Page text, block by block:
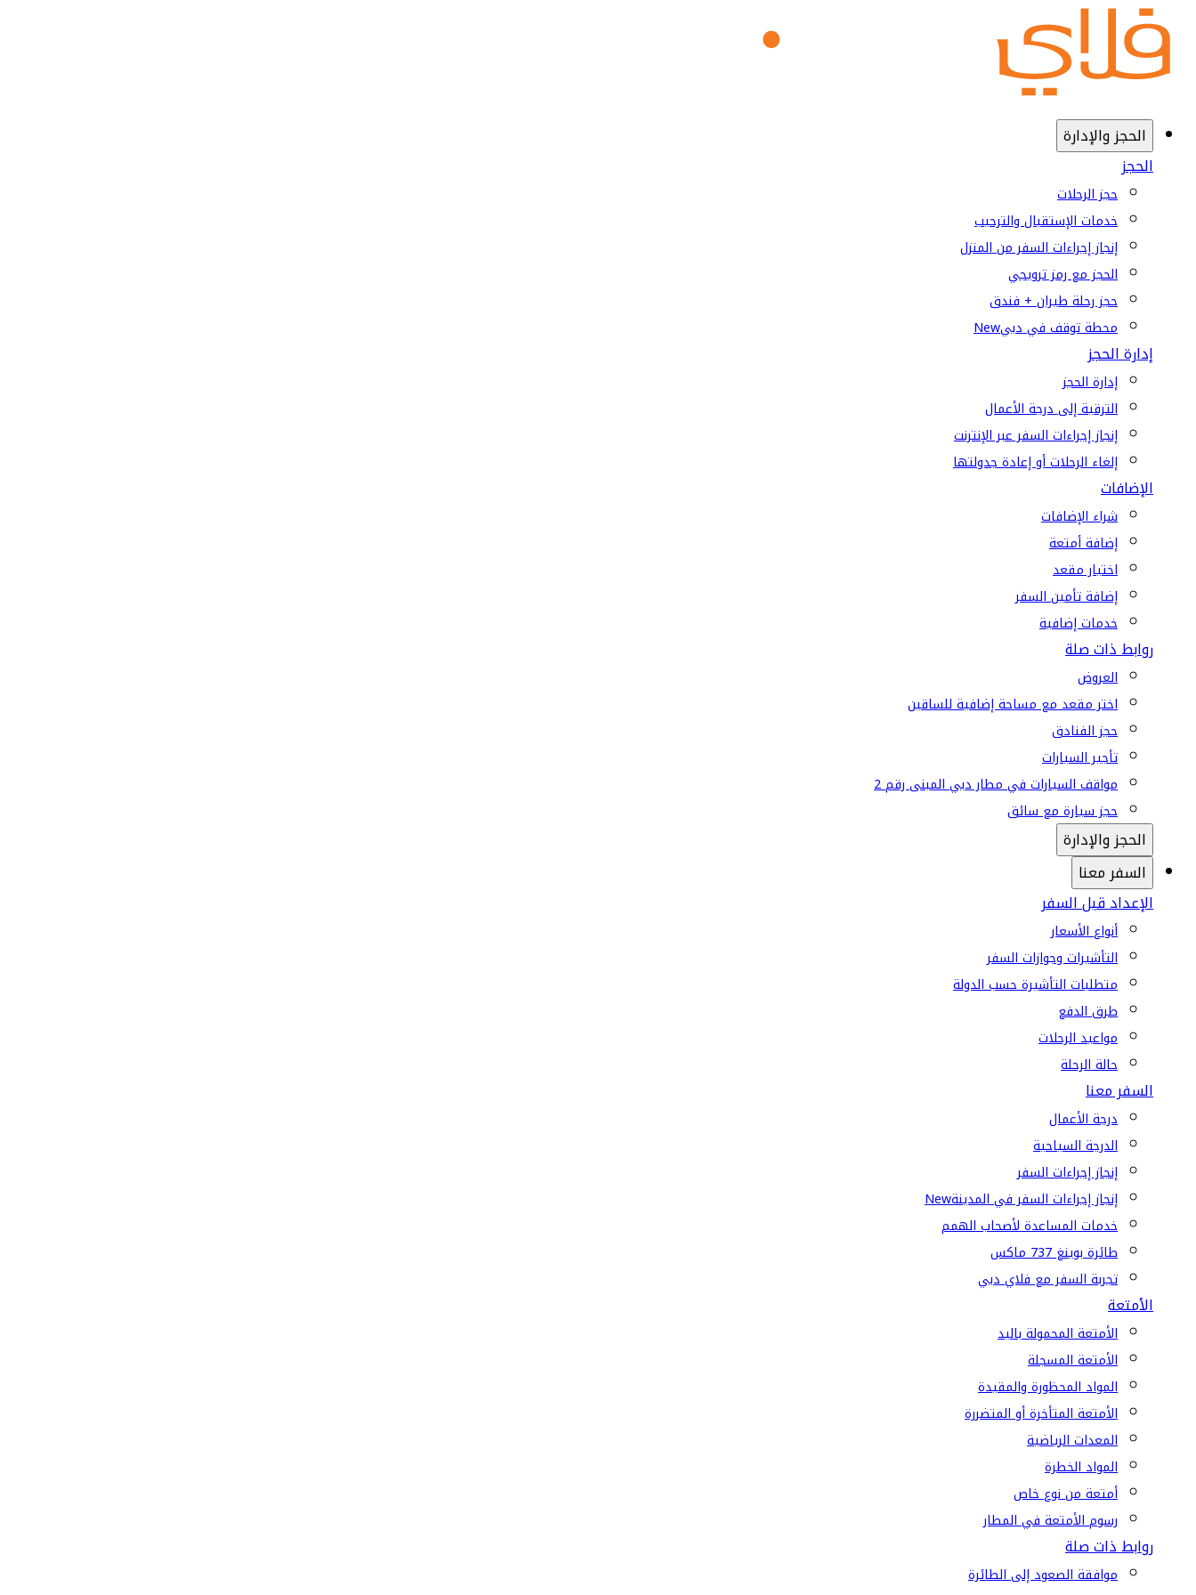
الحجز والإدارة
الحجز
حجز الرحلات
خدمات الإستقبال والترحيب
إنجاز إجراءات السفر من المنزل
الحجز مع رمز ترويجي
حجز رحلة طيران + فندق
محطة توقف في دبيNew
إدارة الحجز
إدارة الحجز
الترقية إلى درجة الأعمال
إنجاز إجراءات السفر عبر الإنترنت
إلغاء الرحلات أو إعادة جدولتها
الإضافات
شراء الإضافات
إضافة أمتعة
اختيار مقعد
إضافة تأمين السفر
خدمات إضافية
روابط ذات صلة
العروض
اختر مقعد مع مساحة إضافية للساقين
حجز الفنادق
تأجير السيارات
مواقف السيارات في مطار دبي المبنى رقم 2
حجز سيارة مع سائق
الحجز والإدارة
السفر معنا
الإعداد قبل السفر
أنواع الأسعار
التأشيرات وجوازات السفر
متطلبات التأشيرة حسب الدولة
طرق الدفع
مواعيد الرحلات
حالة الرحلة
السفر معنا
درجة الأعمال
الدرجة السياحية
إنجاز إجراءات السفر
إنجاز إجراءات السفر في المدينةNew
خدمات المساعدة لأصحاب الهمم
طائرة بوينغ 737 ماكس
تجربة السفر مع فلاي دبي
الأمتعة
الأمتعة المحمولة باليد
الأمتعة المسجلة
المواد المحظورة والمقيدة
الأمتعة المتأخرة أو المتضررة
المعدات الرياضية
المواد الخطرة
أمتعة من نوع خاص
رسوم الأمتعة في المطار
روابط ذات صلة
موافقة الصعود إلى الطائرة